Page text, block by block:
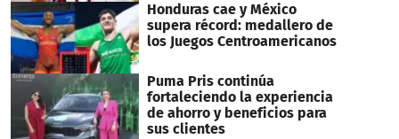
Honduras cae y México
supera récord: medallero de
los Juegos Centroamericanos
Puma Pris continúa
fortaleciendo la experiencia
de ahorro y beneficios para
sus clientes